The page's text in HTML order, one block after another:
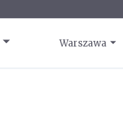
Warszawa